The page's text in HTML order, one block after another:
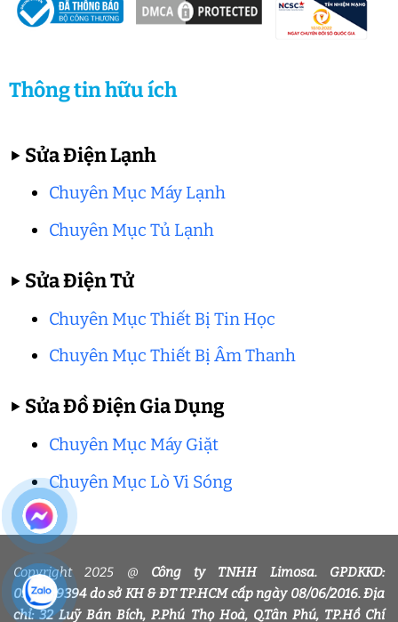
Thông tin hữu ích
▶ Sửa Điện Lạnh
Chuyên Mục Máy Lạnh
Chuyên Mục Tủ Lạnh
▶ Sửa Điện Tử
Chuyên Mục Thiết Bị Tin Học
Chuyên Mục Thiết Bị Âm Thanh
▶ Sửa Đồ Điện Gia Dụng
Chuyên Mục Máy Giặt
Chuyên Mục Lò Vi Sóng
Copyright 2025 @ Công ty TNHH Limosa. GPDKKD:
0318339394 do sở KH & ĐT TP.HCM cấp ngày 08/06/2016. Địa
chỉ: 32 Luỹ Bán Bích, P.Phú Thọ Hoà, Q.Tân Phú, TP.Hồ Chí